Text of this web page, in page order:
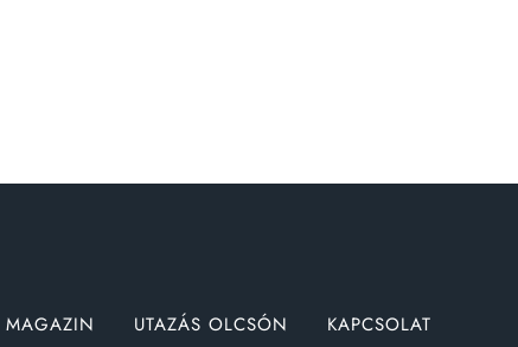
MAGAZIN UTAZÁS OLCSÓN KAPCSOLAT